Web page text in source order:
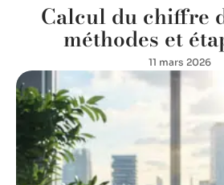
Calcul du chiffre
méthodes et
11 mars 2026